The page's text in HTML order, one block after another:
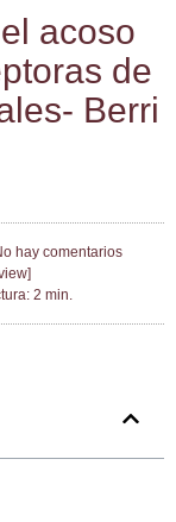
aco­so
de
Berri
hay comentarios
2 min.